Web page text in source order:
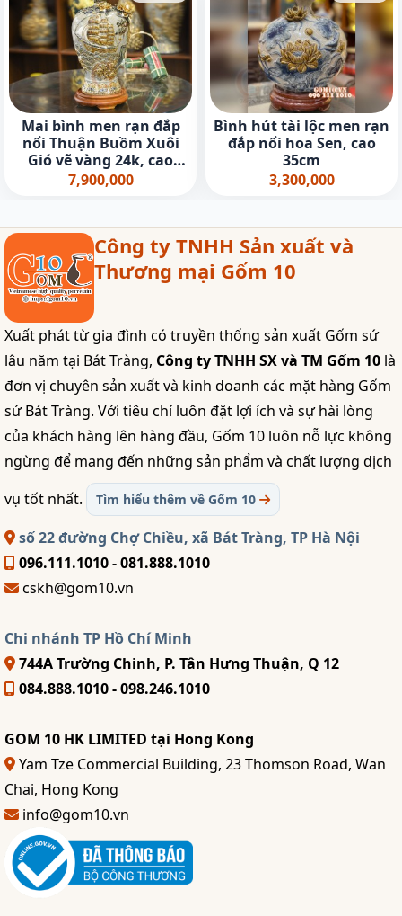
Mai bình men rạn đắp
nổi Thuận Buồm Xuôi
Gió vẽ vàng 24k, cao
45cm
7,900,000
Bình hút tài lộc men rạn
đắp nổi hoa Sen, cao
35cm
3,300,000
Công ty TNHH Sản xuất và
Thương mại Gốm 10
Xuất phát từ gia đình có truyền thống sản xuất Gốm sứ
lâu năm tại Bát Tràng, Công ty TNHH SX và TM Gốm 10 là
đơn vị chuyên sản xuất và kinh doanh các mặt hàng Gốm
sứ Bát Tràng. Với tiêu chí luôn đặt lợi ích và sự hài lòng
của khách hàng lên hàng đầu, Gốm 10 luôn nỗ lực không
ngừng để mang đến những sản phẩm và chất lượng dịch
vụ tốt nhất.
Tìm hiểu thêm về Gốm 10
số 22 đường Chợ Chiều, xã Bát Tràng, TP Hà Nội
096.111.1010 - 081.888.1010
cskh@gom10.vn
Chi nhánh TP Hồ Chí Minh
744A Trường Chinh, P. Tân Hưng Thuận, Q 12
084.888.1010 - 098.246.1010
GOM 10 HK LIMITED tại Hong Kong
Yam Tze Commercial Building, 23 Thomson Road, Wan
Chai, Hong Kong
info@gom10.vn